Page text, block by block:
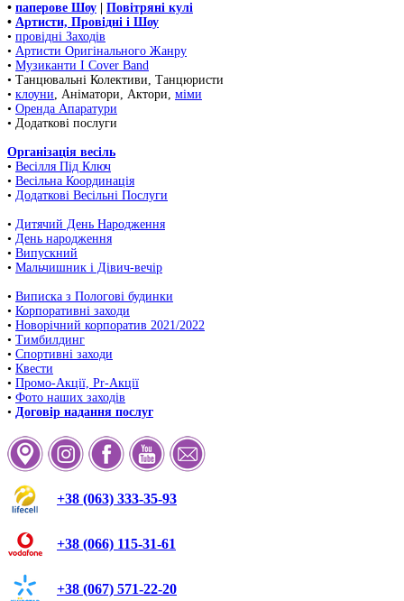
• паперове Шоу
Повітряні кулі
• Артисти, Провідні і Шоу
• провідні Заходів
• Артисти Оригінального Жанру
• Музиканти І Cover Band
• Танцювальні Колективи, Танцюристи
• клоуни, Аніматори, Актори, міми
• Оренда Апаратури
• Додаткові послуги
Організація весіль
• Весілля Під Ключ
• Весільна Координація
• Додаткові Весільні Послуги
• Дитячий День Народження
• День народження
• Випускний
• Мальчишник і Дівич-вечір
• Виписка з Пологові будинки
• Корпоративні заходи
• Новорічний корпоратив 2021/2022
• Тимбилдинг
• Спортивні заходи
• Квести
• Промо-Акції, Pr-Акції
• Фото наших заходів
• Договір надання послуг
+38 (063) 333-35-93
+38 (066) 115-31-61
+38 (067) 571-22-20